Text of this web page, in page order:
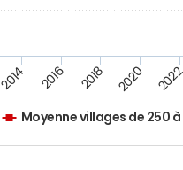
Moyenne villages de 250
2014 2016 2018 2020 2022